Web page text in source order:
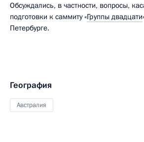
Обсуждались, в частности, вопросы,
подготовки к саммиту «Группы двадцати
Петербурге.
География
Австралия